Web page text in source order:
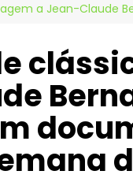
a Jean-Claude